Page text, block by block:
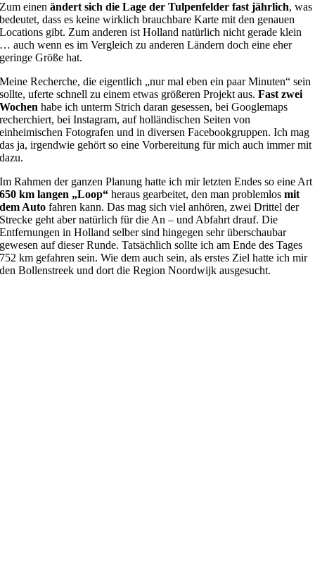
Zum einenändert sich die Lage der Tulpenfelder fast jährlich, was
bedeutet, dass es keine wirklich brauchbare Karte mit den genauen
Locations gibt. Zum anderen ist Holland natürlich nicht gerade klein
… auch wenn es im Vergleich zu anderen Ländern doch eine eher
geringe Größe hat.
Meine Recherche, die eigentlich „nur mal eben ein paar Minuten“ sein
sollte, uferte schnell zu einem etwas größeren Projekt aus.Fast zwei
Wochen habe ich unterm Strich daran gesessen, bei Googlemaps
recherchiert, bei Instagram, auf holländischen Seiten von
einheimischen Fotografen und in diversen Facebookgruppen. Ich mag
das ja, irgendwie gehört so eine Vorbereitung für mich auch immer mit
dazu.
Im Rahmen der ganzen Planung hatte ich mir letzten Endes so eine Art
650 km langen „Loop“ heraus gearbeitet, den man problemlosmit
dem Auto fahren kann. Das mag sich viel anhören, zwei Drittel der
Strecke geht aber natürlich für die An – und Abfahrt drauf. Die
Entfernungen in Holland selber sind hingegen sehr überschaubar
gewesen auf dieser Runde. Tatsächlich sollte ich am Ende des Tages
752 km gefahren sein. Wie dem auch sein, als erstes Ziel hatte ich mir
den Bollenstreek und dort die Region Noordwijk ausgesucht.